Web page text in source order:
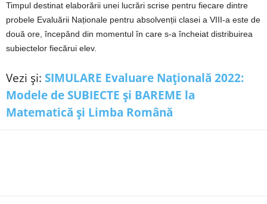
Timpul destinat elaborării unei lucrări scrise pentru fiecare dintre
probele Evaluării Naționale pentru absolvenții clasei a VIII-a este de
două ore, începând din momentul în care s-a încheiat distribuirea
subiectelor fiecărui elev.
Vezi și: SIMULARE Evaluare Națională 2022:
Modele de SUBIECTE și BAREME la
Matematică și Limba Română